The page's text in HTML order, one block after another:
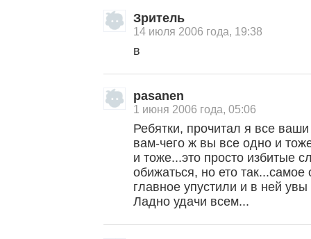
Зритель
14 июля 2006 года, 19:38
в
pasanen
1 июня 2006 года, 05:06
Ребятки, прочитал я все
вам-чего ж вы все одно и
и тоже...это просто избитые
обижаться, но ето
главное упустили и в ней
Ладно удачи всем...